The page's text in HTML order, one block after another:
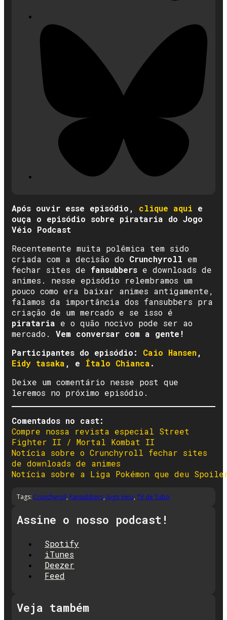
Após ouvir esse episódio, clique aqui e
ouça o episódio sobre pirataria do Jogo
Véio Podcast
Recentemente muita polêmica tem sido
criada com a decisão do Crunchyroll em
fechar sites de fansubbers e downloads de
animes. nesse episódio relembramos um
pouco como era baixar animes antigamente,
falamos da importância dos fansubbers pra
criação de um mercado e se isso é
pirataria e o quão nocivo pode ser ao
mercado. Vem conversar com a gente!
Participantes do episódio: Caio Hansen,
Eidy tasaka , e Ítalo Chianca.
Deixe um comentário nesse post que
leremos no próximo episódio.
Comentados no cast:
Compre nossa revista especial Street
Fighter II / Mortal Kombat II
Notícia sobre o Crunchyroll fechar sites
de downloads de animes
Notícia sobre a Liga Pokémon que deu
Tags: Crunchyroll, Fansubbers, Jogo Veio, TV de Tubo
Assine o nosso podcast!
Spotify
iTunes
Deezer
Feed
Veja também